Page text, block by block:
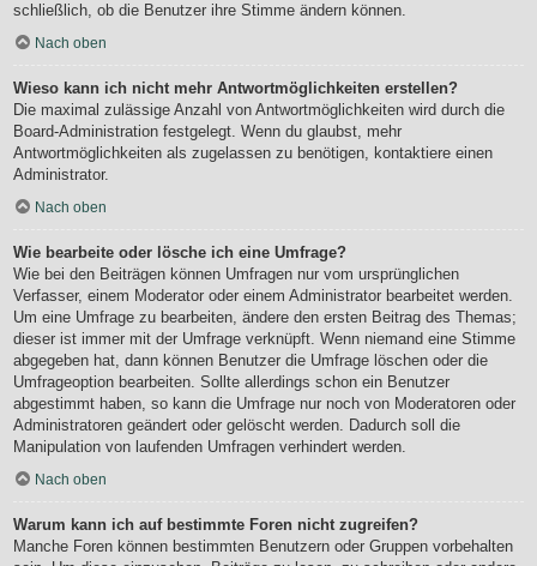
schließlich, ob die Benutzer ihre Stimme ändern können.
Nach oben
Wieso kann ich nicht mehr Antwortmöglichkeiten erstellen?
Die maximal zulässige Anzahl von Antwortmöglichkeiten wird durch die
Board-Administration festgelegt. Wenn du glaubst, mehr
Antwortmöglichkeiten als zugelassen zu benötigen, kontaktiere einen
Administrator.
Nach oben
Wie bearbeite oder lösche ich eine Umfrage?
Wie bei den Beiträgen können Umfragen nur vom ursprünglichen
Verfasser, einem Moderator oder einem Administrator bearbeitet werden.
Um eine Umfrage zu bearbeiten, ändere den ersten Beitrag des Themas;
dieser ist immer mit der Umfrage verknüpft. Wenn niemand eine Stimme
abgegeben hat, dann können Benutzer die Umfrage löschen oder die
Umfrageoption bearbeiten. Sollte allerdings schon ein Benutzer
abgestimmt haben, so kann die Umfrage nur noch von Moderatoren oder
Administratoren geändert oder gelöscht werden. Dadurch soll die
Manipulation von laufenden Umfragen verhindert werden.
Nach oben
Warum kann ich auf bestimmte Foren nicht zugreifen?
Manche Foren können bestimmten Benutzern oder Gruppen vorbehalten